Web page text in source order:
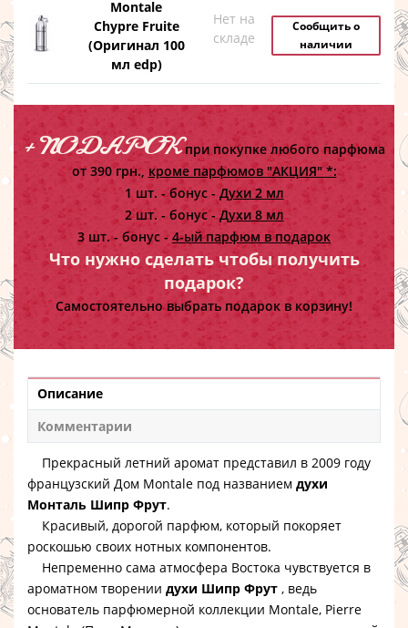
Montale
Chypre Fruite
(Оригинал 100
мл edp)
Нет на
складе
Сообщить о
наличии
+ ПОДАРОКпри покупке любого парфюма
от 390 грн., кроме парфюмов "АКЦИЯ" *:
1 шт. - бонус - Духи 2 мл
2 шт. - бонус -Духи 8 мл
3 шт. - бонус - 4-ый парфюм в подарок
Что нужно сделать чтобы получить
подарок?
Самостоятельно выбрать подарок в корзину!
Описание
Комментарии
Прекрасный летний аромат представил в 2009 году
французский Дом Montale под названием духи
Монталь Шипр Фрут.
Красивый, дорогой парфюм, который покоряет
роскошью своих нотных компонентов.
Непременно сама атмосфера Востока чувствуется в
ароматном творении духи Шипр Фрут , ведь
основатель парфюмерной коллекции Montale, Pierre